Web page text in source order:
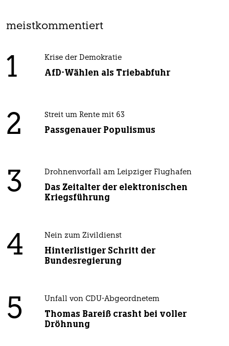
meistkommentiert
1 Krise der Demokratie
AfD-Wählen als Triebabfuhr
2 Streit um Rente mit 63
Passgenauer Populismus
3 Drohnenvorfall am Leipziger Flughafen
Das Zeitalter der elektronischen
Kriegsführung
4 Nein zum Zivildienst
Hinterlistiger Schritt der
Bundesregierung
5 Unfall von CDU-Abgeordnetem
Thomas Bareiß crasht bei voller
Dröhnung